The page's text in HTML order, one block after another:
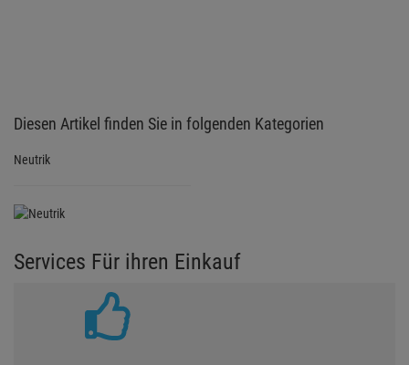
Diesen Artikel finden Sie in folgenden Kategorien
Neutrik
Services Für ihren Einkauf